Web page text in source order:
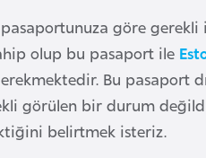
göre
olup bu pasaport ile
Bu pasaport
görülen bir durum
belirtmek isteriz.